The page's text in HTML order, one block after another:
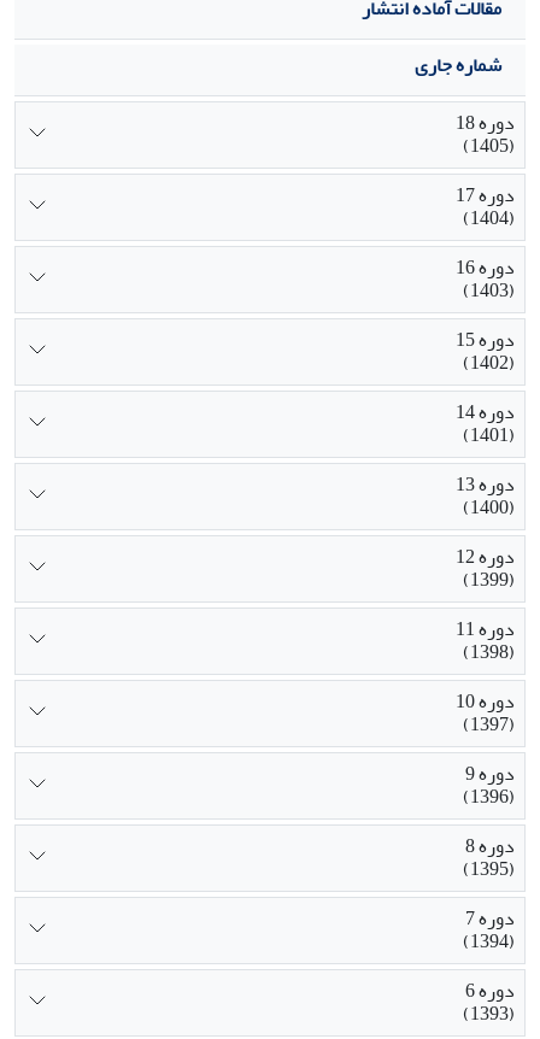
مقالات آماده انتشار
شماره جاری
دوره 18
(1405)
دوره 17
(1404)
دوره 16
(1403)
دوره 15
(1402)
دوره 14
(1401)
دوره 13
(1400)
دوره 12
(1399)
دوره 11
(1398)
دوره 10
(1397)
دوره 9
(1396)
دوره 8
(1395)
دوره 7
(1394)
دوره 6
(1393)